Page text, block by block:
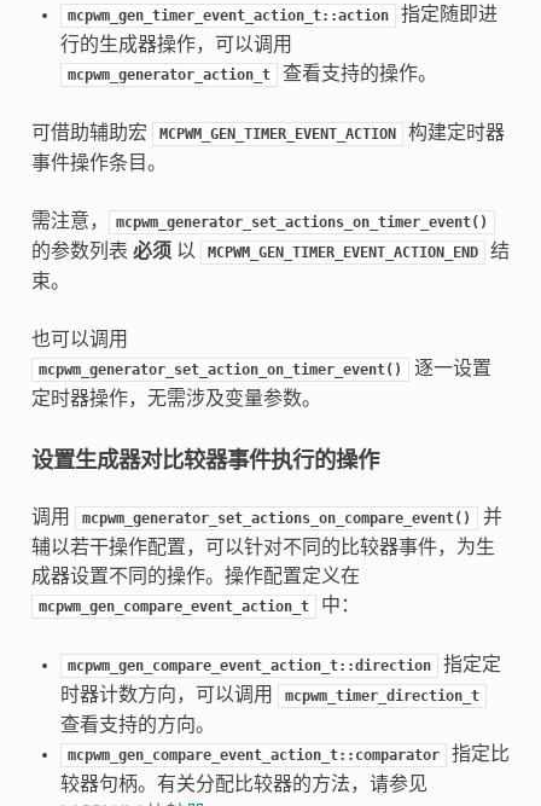
mcpwm_gen_timer_event_action_t::action
指定随即进
行的生成器操作，可以调用
mcpwm_generator_action_t 查看支持的操作。
可借助辅助宏 MCPWM_GEN_TIMER_EVENT_ACTION
构建定时器
事件操作条目。
需注意， mcpwm_generator_set_actions_on_timer_event()
的参数列表 必须 以 MCPWM_GEN_TIMER_EVENT_ACTION_END
结
束。
也可以调用
mcpwm_generator_set_action_on_timer_event()
逐一设置
定时器操作，无需涉及变量参数。
设置生成器对比较器事件执行的操作
调用 mcpwm_generator_set_actions_on_compare_event()
并
辅以若干操作配置，可以针对不同的比较器事件，为生
成器设置不同的操作。操作配置定义在
mcpwm_gen_compare_event_action_t 中：
mcpwm_gen_compare_event_action_t::direction
指定定
时器计数方向，可以调用
mcpwm_timer_direction_t
查看支持的方向。
mcpwm_gen_compare_event_action_t::comparator
指定比
较器句柄。有关分配比较器的方法，请参见